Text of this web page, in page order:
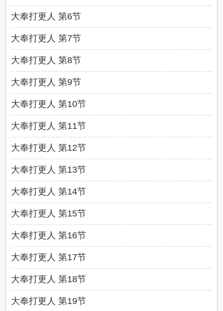
大奉打更人 第6节
大奉打更人 第7节
大奉打更人 第8节
大奉打更人 第9节
大奉打更人 第10节
大奉打更人 第11节
大奉打更人 第12节
大奉打更人 第13节
大奉打更人 第14节
大奉打更人 第15节
大奉打更人 第16节
大奉打更人 第17节
大奉打更人 第18节
大奉打更人 第19节